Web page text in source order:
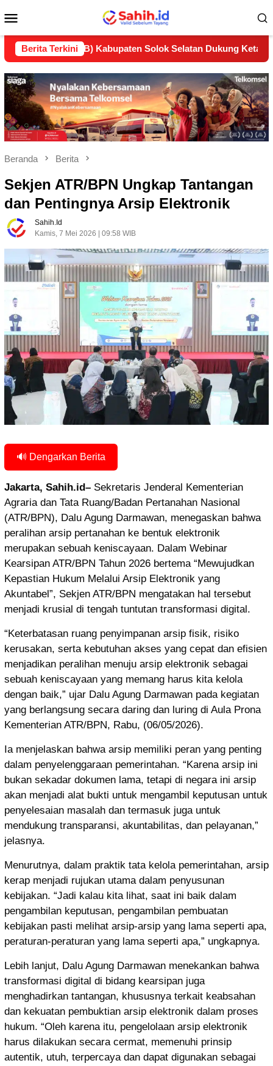
ke
Mobile
Berita Terkini
Kabupaten Solok Selatan Dukung Ketahanan Pangan
Beranda Berita
Sekjen ATR/BPN Ungkap Tantangan
dan Pentingnya Arsip Elektronik
Sahih.id
Kamis, 7 Mei 2026 | 09:58 WIB
🔊 Dengarkan Berita
Jakarta, Sahih.id– Sekretaris Jenderal Kementerian
Agraria dan Tata Ruang/Badan Pertanahan Nasional
(ATR/BPN), Dalu Agung Darmawan, menegaskan bahwa
peralihan arsip pertanahan ke bentuk elektronik
merupakan sebuah keniscayaan. Dalam Webinar
Kearsipan ATR/BPN Tahun 2026 bertema “Mewujudkan
Kepastian Hukum Melalui Arsip Elektronik yang
Akuntabel”, Sekjen ATR/BPN mengatakan hal tersebut
menjadi krusial di tengah tuntutan transformasi digital.
“Keterbatasan ruang penyimpanan arsip fisik, risiko
kerusakan, serta kebutuhan akses yang cepat dan efisien
menjadikan peralihan menuju arsip elektronik sebagai
sebuah keniscayaan yang memang harus kita kelola
dengan baik,” ujar Dalu Agung Darmawan pada kegiatan
yang berlangsung secara daring dan luring di Aula Prona
Kementerian ATR/BPN, Rabu, (06/05/2026).
Ia menjelaskan bahwa arsip memiliki peran yang penting
dalam penyelenggaraan pemerintahan. “Karena arsip ini
bukan sekadar dokumen lama, tetapi di negara ini arsip
akan menjadi alat bukti untuk mengambil keputusan untuk
penyelesaian masalah dan termasuk juga untuk
mendukung transparansi, akuntabilitas, dan pelayanan,”
jelasnya.
Menurutnya, dalam praktik tata kelola pemerintahan, arsip
kerap menjadi rujukan utama dalam penyusunan
kebijakan. “Jadi kalau kita lihat, saat ini baik dalam
pengambilan keputusan, pengambilan pembuatan
kebijakan pasti melihat arsip-arsip yang lama seperti apa,
peraturan-peraturan yang lama seperti apa,” ungkapnya.
Lebih lanjut, Dalu Agung Darmawan menekankan bahwa
transformasi digital di bidang kearsipan juga
menghadirkan tantangan, khususnya terkait keabsahan
dan kekuatan pembuktian arsip elektronik dalam proses
hukum. “Oleh karena itu, pengelolaan arsip elektronik
harus dilakukan secara cermat, memenuhi prinsip
autentik, utuh, terpercaya dan dapat digunakan sebagai